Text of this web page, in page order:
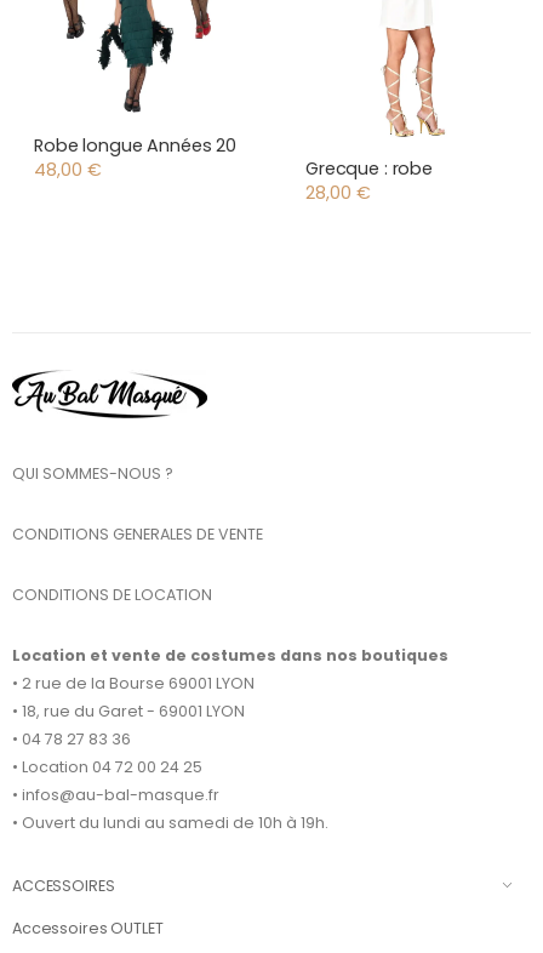
Robe longue Années 20
48,00 €
Grecque : robe
28,00 €
QUI SOMMES-NOUS ?
CONDITIONS GENERALES DE VENTE
CONDITIONS DE LOCATION
Location et vente de costumes dans nos boutiques
• 2 rue de la Bourse 69001 LYON
• 18, rue du Garet - 69001 LYON
• 04 78 27 83 36
• Location 04 72 00 24 25
• infos@au-bal-masque.fr
• Ouvert du lundi au samedi de 10h à 19h.
ACCESSOIRES
Accessoires OUTLET